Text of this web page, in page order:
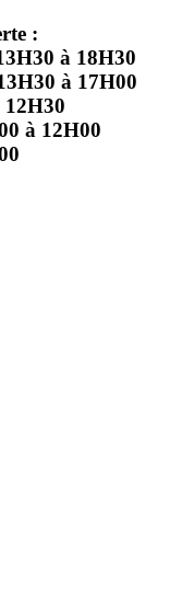
:
à 18H30
à 17H00
12H30
à 12H00